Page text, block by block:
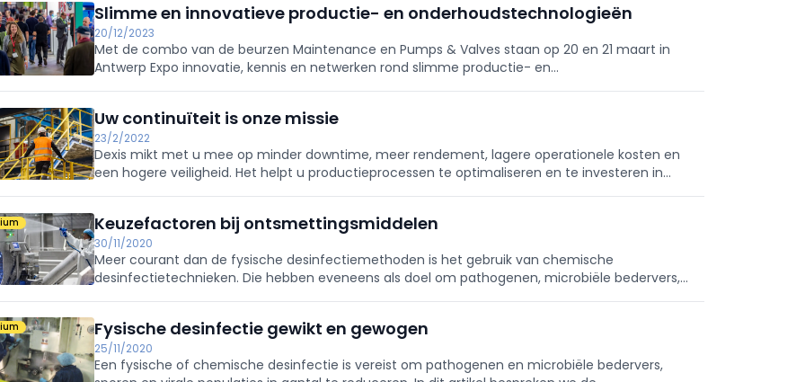
Slimme en innovatieve productie- en onderhoudstechnologieën
20/12/2023
Met de combo van de beurzen Maintenance en Pumps & Valves staan op 20 en 21 maart in
Antwerp Expo innovatie, kennis en netwerken rond slimme productie- en
Uw continuïteit is onze missie
23/2/2022
Dexis mikt met u mee op minder downtime, meer rendement, lagere operationele kosten en
een hogere veiligheid. Het helpt u productieprocessen te optimaliseren en te investeren in
Keuzefactoren bij ontsmettingsmiddelen
30/11/2020
Meer courant dan de fysische desinfectiemethoden is het gebruik van chemische
desinfectietechnieken. Die hebben eveneens als doel om pathogenen, microbiële bedervers,
Fysische desinfectie gewikt en gewogen
25/11/2020
Een fysische of chemische desinfectie is vereist om pathogenen en microbiële bedervers,